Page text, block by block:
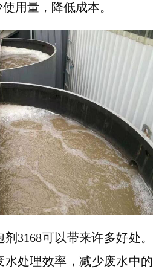
用量，降低成本。
剂 3168可以带来许多好处。
水处理效率，减少废水中的